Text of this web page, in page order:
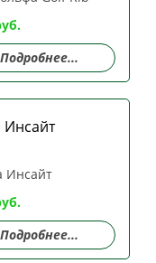
Подробнее...
Инсайт
Подробнее...